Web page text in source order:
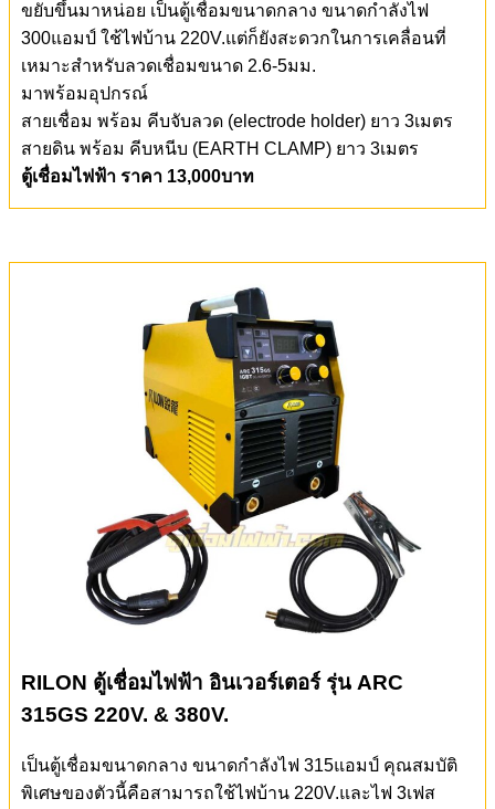
ขยับขึ้นมาหน่อย เป็นตู้เชื่อมขนาดกลาง ขนาดกำลังไฟ
300แอมป์ ใช้ไฟบ้าน 220V.แต่ก็ยังสะดวกในการเคลื่อนที่
เหมาะสำหรับลวดเชื่อมขนาด 2.6-5มม.
มาพร้อมอุปกรณ์
สายเชื่อม พร้อม คีบจับลวด (electrode holder) ยาว 3เมตร
สายดิน พร้อม คีบหนีบ (EARTH CLAMP) ยาว 3เมตร
ตู้เชื่อมไฟฟ้า ราคา 13,000บาท
RILON ตู้เชื่อมไฟฟ้า อินเวอร์เตอร์ รุ่น ARC
315GS 220V. & 380V.
เป็นตู้เชื่อมขนาดกลาง ขนาดกำลังไฟ 315แอมป์ คุณสมบัติ
พิเศษของตัวนี้คือสามารถใช้ไฟบ้าน 220V.และไฟ 3เฟส